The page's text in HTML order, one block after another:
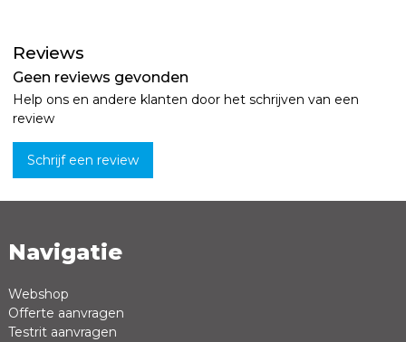
Reviews
Geen reviews gevonden
Help ons en andere klanten door het schrijven van een
review
Schrijf een review
Naam *
Review *
Navigatie
Webshop
Offerte aanvragen
Testrit aanvragen